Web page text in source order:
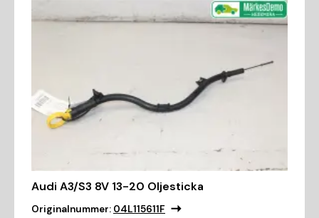
Audi A3/S3 8V 13-20 Oljesticka
Originalnummer: 04L115611F